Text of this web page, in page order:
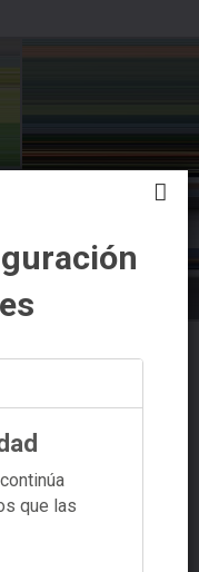
que las